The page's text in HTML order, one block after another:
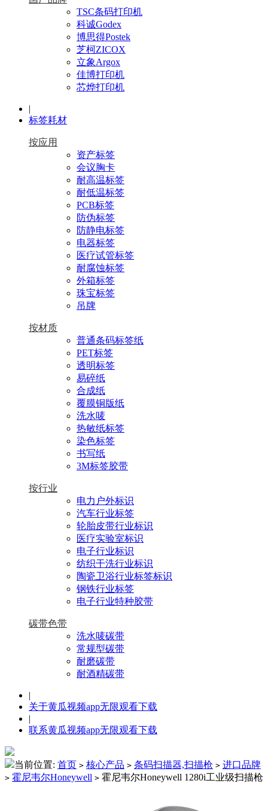
TSC条码打印机
科诚Godex
博思得Postek
芝柯ZICOX
立象Argox
佳博打印机
芯烨打印机
|
标签耗材
按应用
资产标签
会议胸卡
耐高温标签
耐低温标签
PCB标签
防伪标签
防静电标签
电器标签
医疗试管标签
耐腐蚀标签
外箱标签
珠宝标签
吊牌
按材质
普通条码标签纸
PET标签
透明标签
易碎纸
合成纸
覆膜铜版纸
洗水唛
热敏纸标签
染色标签
书写纸
3M标签胶带
按行业
电力户外标识
汽车行业标签
轮胎皮带行业标识
医疗实验室标识
电子行业标识
纺织干洗行业标识
陶瓷卫浴行业标签标识
钢铁行业标签
电子行业特种胶带
碳带色带
洗水唛碳带
常规型碳带
耐磨碳带
耐酒精碳带
|
关于黄瓜视频app无限观看下载
|
联系黄瓜视频app无限观看下载
当前位置: 首页 > 核心产品 > 条码扫描器,扫描枪 > 进口品牌
> 霍尼韦尔Honeywell > 霍尼韦尔Honeywell 1280i工业级扫描枪